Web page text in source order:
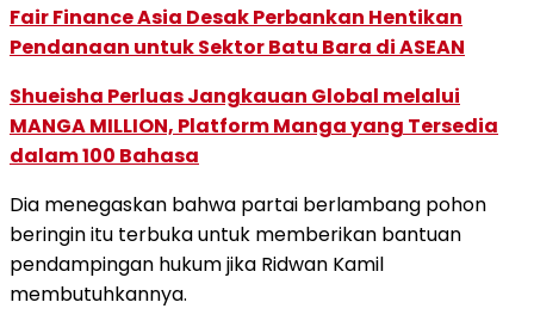
Fair Finance Asia Desak Perbankan Hentikan
Pendanaan untuk Sektor Batu Bara di ASEAN
Shueisha Perluas Jangkauan Global melalui
MANGA MILLION, Platform Manga yang Tersedia
dalam 100 Bahasa
Dia menegaskan bahwa partai berlambang pohon
beringin itu terbuka untuk memberikan bantuan
pendampingan hukum jika Ridwan Kamil
membutuhkannya.